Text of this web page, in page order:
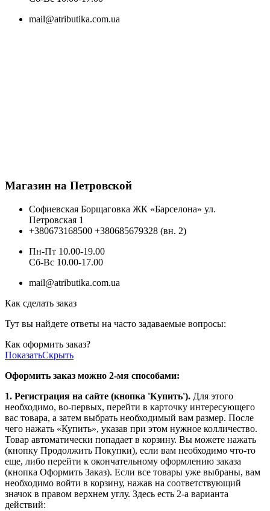
mail@atributika.com.ua
Магазин на Петровской
Софиевская Борщаговка ЖК «Барселона» ул.
Петровская 1
+380673168500 +380685679328 (вн. 2)
Пн-Пт 10.00-19.00
Cб-Вс 10.00-17.00
mail@atributika.com.ua
Как сделать заказ
Тут вы найдете ответы на часто задаваемые вопросы:
Как оформить заказ?
ПоказатьСкрыть
Оформить заказ можно 2-мя способами:
1. Регистрация на сайте (кнопка 'Купить'). Для этого
необходимо, во-первых, перейти в карточку интересующего
вас товара, а затем выбрать необходимый вам размер. После
чего нажать «Купить», указав при этом нужное колличество.
Товар автоматически попадает в корзину. Вы можете нажать
(кнопку Продолжить Покупки), если вам необходимо что-то
еще, либо перейти к окончательному оформлению заказа
(кнопка Оформить Заказ). Если все товары уже выбраны, вам
необходимо войти в корзину, нажав на соответствующий
значок в правом верхнем углу. Здесь есть 2-а варианта
действий: